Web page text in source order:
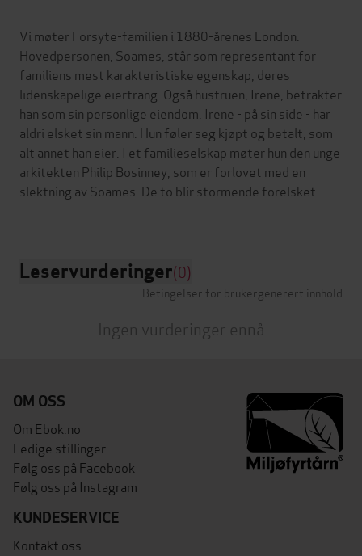
Vi møter Forsyte-familien i 1880-årenes London.
Hovedpersonen, Soames, står som representant for
familiens mest karakteristiske egenskap, deres
lidenskapelige eiertrang. Også hustruen, Irene, betrakter
han som sin personlige eiendom. Irene - på sin side - har
aldri elsket sin mann. Hun føler seg kjøpt og betalt, som
alt annet han eier. I et familieselskap møter hun den unge
arkitekten Philip Bosinney, som er forlovet med en
slektning av Soames. De to blir stormende forelsket...
Leservurderinger(0)
Betingelser for brukergenerert innhold
Ingen vurderinger ennå
OM OSS
Om Ebok.no
Ledige stillinger
Følg oss på Facebook
Følg oss på Instagram
KUNDESERVICE
Kontakt oss